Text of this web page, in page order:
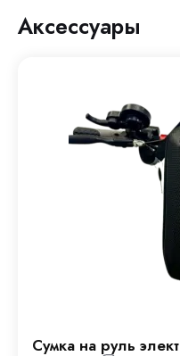
Аксессуары
Сумка на руль